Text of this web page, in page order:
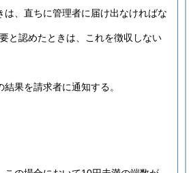
、直ちに管理者に届け出なければな
と認めたときは、これを徴収しない
果を請求者に通知する。